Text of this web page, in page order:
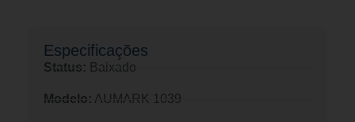
Especificações​
Status: Baixado
Modelo: AUMARK 1039